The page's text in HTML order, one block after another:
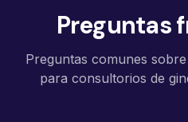
Preguntas
Preguntas comunes
para consultorios de